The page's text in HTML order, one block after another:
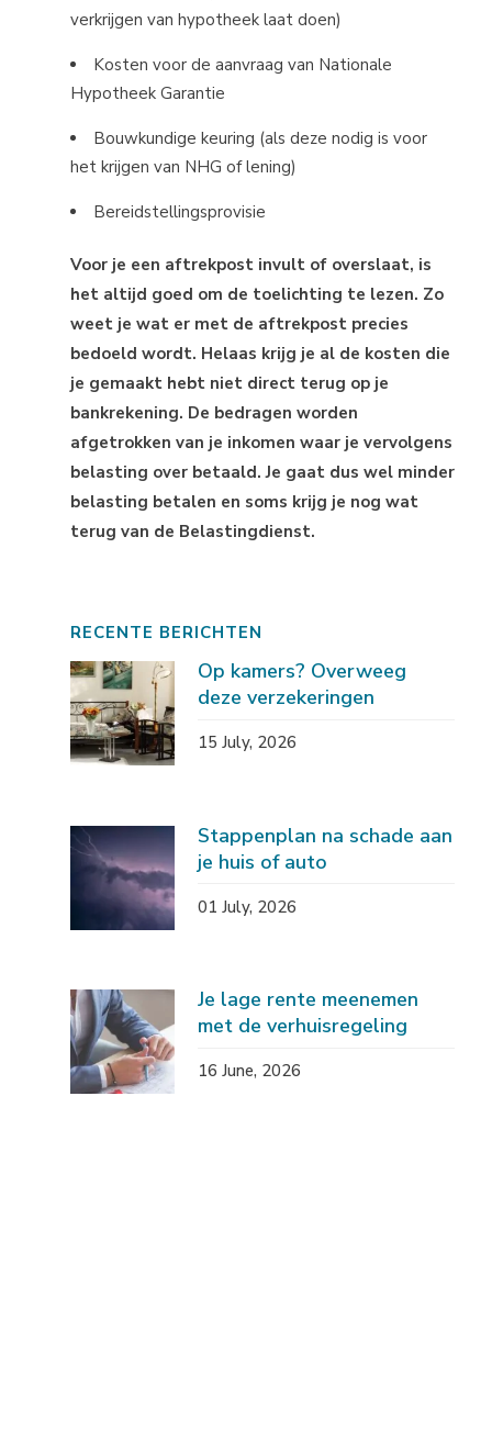
verkrijgen van hypotheek laat doen)
Kosten voor de aanvraag van Nationale
Hypotheek Garantie
Bouwkundige keuring (als deze nodig is voor
het krijgen van NHG of lening)
Bereidstellingsprovisie
Voor je een aftrekpost invult of overslaat, is
het altijd goed om de toelichting te lezen. Zo
weet je wat er met de aftrekpost precies
bedoeld wordt. Helaas krijg je al de kosten die
je gemaakt hebt niet direct terug op je
bankrekening. De bedragen worden
afgetrokken van je inkomen waar je vervolgens
belasting over betaald. Je gaat dus wel minder
belasting betalen en soms krijg je nog wat
terug van de Belastingdienst.
RECENTE BERICHTEN
Op kamers? Overweeg
deze verzekeringen
15 July, 2026
Stappenplan na schade aan
je huis of auto
01 July, 2026
Je lage rente meenemen
met de verhuisregeling
16 June, 2026